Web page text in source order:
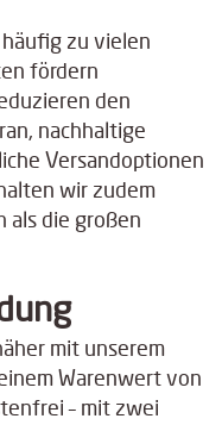
zu vielen
fördern
den
nachhaltige
Versandoptionen
wir zudem
als die großen
mit unserem
Warenwert von
– mit zwei